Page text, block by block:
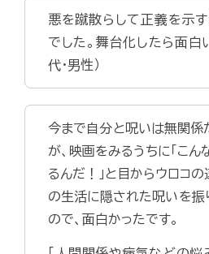
悪を蹴散らして正義を示
でした。舞台化したら面白
代・男性）
今まで自分と呪いは無関係
が、映画をみるうちに「こ
るんだ！」と目からウロコ
の生活に隠された呪いを振
ので、面白かったです。